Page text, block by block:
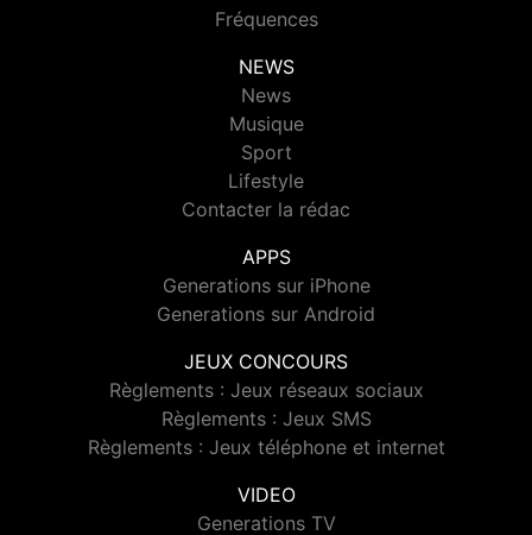
Fréquences
NEWS
News
Musique
Sport
Lifestyle
Contacter la rédac
APPS
Generations sur iPhone
Generations sur Android
JEUX CONCOURS
Règlements : Jeux réseaux sociaux
Règlements : Jeux SMS
Règlements : Jeux téléphone et internet
VIDEO
Generations TV